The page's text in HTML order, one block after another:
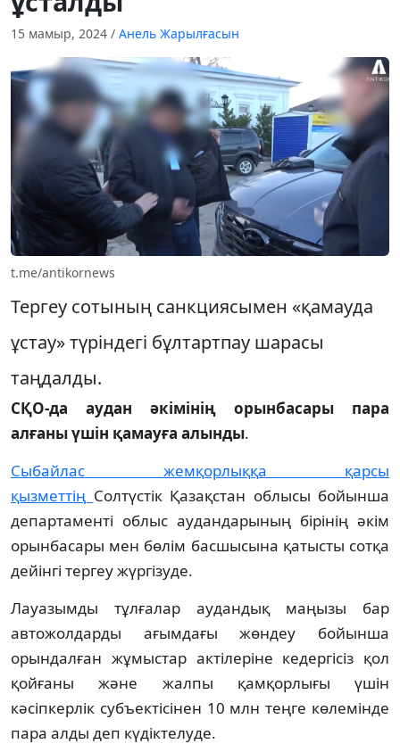
15 мамыр, 2024 / Анель Жарылғасын
t.me/antikornews
Тергеу сотының санкциясымен «қамауда
ұстау» түріндегі бұлтартпау шарасы
таңдалды.
СҚО-да аудан әкімінің орынбасары пара
алғаны үшін қамауға алынды.
Сыбайлас жемқорлыққа қарсы
қызметтің Солтүстік Қазақстан облысы бойынша
департаменті облыс аудандарының бірінің әкім
орынбасары мен бөлім басшысына қатысты сотқа
дейінгі тергеу жүргізуде.
Лауазымды тұлғалар аудандық маңызы бар
автожолдарды ағымдағы жөндеу бойынша
орындалған жұмыстар актілеріне кедергісіз қол
қойғаны және жалпы қамқорлығы үшін
кәсіпкерлік субъектісінен 10 млн теңге көлемінде
пара алды деп күдіктелуде.